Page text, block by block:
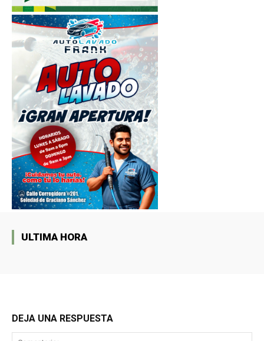
ULTIMA HORA
DEJA UNA RESPUESTA